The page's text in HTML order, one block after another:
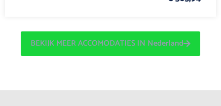
BEKIJK MEER ACCOMODATIES IN Nederland